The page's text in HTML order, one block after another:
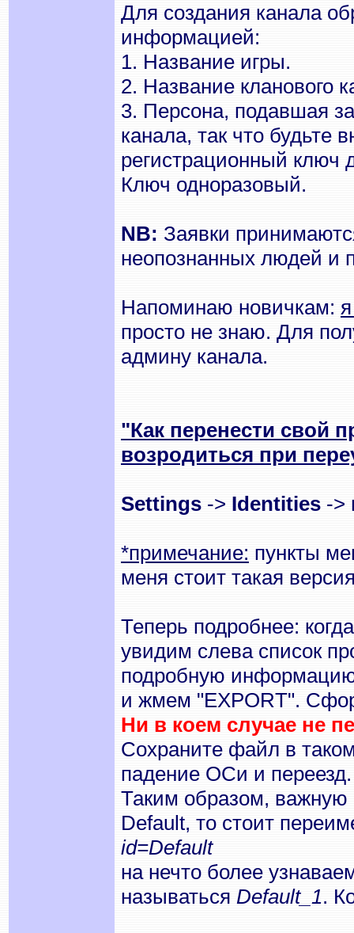
Для создания канала
информацией:
1. Название игры.
2. Название кланового
3. Персона, подавшая
канала, так что
регистрационный ключ
Ключ одноразовый.
NB: Заявки
неопознанных людей и
Напоминаю новичкам:
просто не знаю. Для
админу канала.
"Как перенести свой
возродиться при
Settings -> Identities ->
*примечание: пункты
меня стоит такая
Теперь подробнее:
увидим слева список
подробную
и жмем "EXPORT".
Ни в коем случае не
Сохраните файл в
падение ОСи и переезд.
Таким образом,
Default, то стоит
id=Default
на нечто более
называться Default_1.